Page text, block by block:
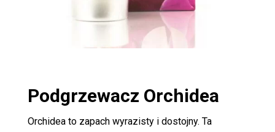
Podgrzewacz Orchidea
Orchidea to zapach wyrazisty i dostojny. Ta